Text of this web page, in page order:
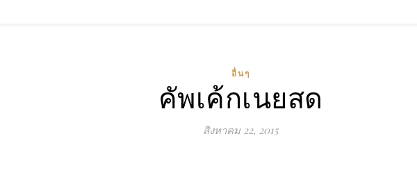
อื่นๆ
คัพเค้กเนยสด
สิงหาคม 22, 2015